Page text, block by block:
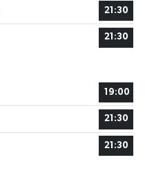
21:30
21:30
19:00
21:30
21:30